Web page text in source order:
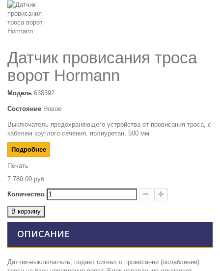
Датчик провисания троса
ворот Hormann
Модель 638392
Состояние Новое
Выключатель предохраняющего устройства от провисания троса, с
кабелем круглого сечения, полиуретан, 500 мм
Подробнее
Печать
7 780,00 руб
Количество
В корзину
ОПИСАНИЕ
Датчик-выключатель, подает сигнал о провисании (ослаблении)